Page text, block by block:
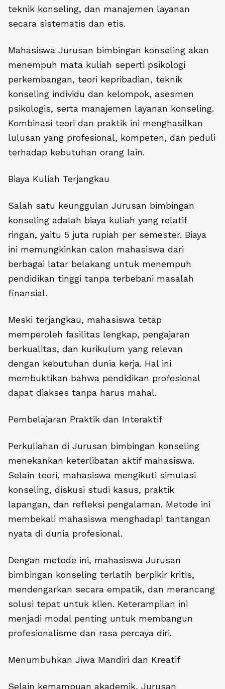
teknik konseling, dan manajemen layanan
secara sistematis dan etis.
Mahasiswa Jurusan bimbingan konseling akan
menempuh mata kuliah seperti psikologi
perkembangan, teori kepribadian, teknik
konseling individu dan kelompok, asesmen
psikologis, serta manajemen layanan konseling.
Kombinasi teori dan praktik ini menghasilkan
lulusan yang profesional, kompeten, dan peduli
terhadap kebutuhan orang lain.
Biaya Kuliah Terjangkau
Salah satu keunggulan Jurusan bimbingan
konseling adalah biaya kuliah yang relatif
ringan, yaitu 5 juta rupiah per semester. Biaya
ini memungkinkan calon mahasiswa dari
berbagai latar belakang untuk menempuh
pendidikan tinggi tanpa terbebani masalah
finansial.
Meski terjangkau, mahasiswa tetap
memperoleh fasilitas lengkap, pengajaran
berkualitas, dan kurikulum yang relevan
dengan kebutuhan dunia kerja. Hal ini
membuktikan bahwa pendidikan profesional
dapat diakses tanpa harus mahal.
Pembelajaran Praktik dan Interaktif
Perkuliahan di Jurusan bimbingan konseling
menekankan keterlibatan aktif mahasiswa.
Selain teori, mahasiswa mengikuti simulasi
konseling, diskusi studi kasus, praktik
lapangan, dan refleksi pengalaman. Metode ini
membekali mahasiswa menghadapi tantangan
nyata di dunia profesional.
Dengan metode ini, mahasiswa Jurusan
bimbingan konseling terlatih berpikir kritis,
mendengarkan secara empatik, dan merancang
solusi tepat untuk klien. Keterampilan ini
menjadi modal penting untuk membangun
profesionalisme dan rasa percaya diri.
Menumbuhkan Jiwa Mandiri dan Kreatif
Selain kemampuan akademik, Jurusan